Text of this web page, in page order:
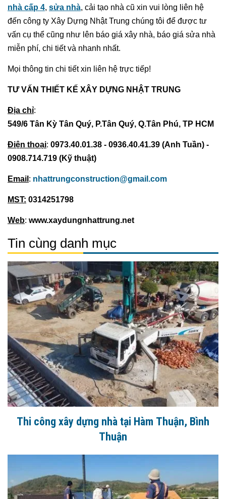
nhà cấp 4, sửa nhà, cải tạo nhà cũ xin vui lòng liên hệ
đến công ty Xây Dựng Nhật Trung chúng tôi để được tư
vấn cụ thể cũng như lên báo giá xây nhà, báo giá sửa nhà
miễn phí, chi tiết và nhanh nhất.
Mọi thông tin chi tiết xin liên hệ trực tiếp!
TƯ VẤN THIẾT KẾ XÂY DỰNG NHẬT TRUNG
Địa chỉ:
549/6 Tân Kỳ Tân Quý, P.Tân Quý, Q.Tân Phú, TP HCM
Điện thoại: 0973.40.01.38 - 0936.40.41.39 (Anh Tuần) -
0908.714.719 (Kỹ thuật)
Email : nhattrungconstruction@gmail.com
MST: 0314251798
Web: www.xaydungnhattrung.net
Tin cùng danh mục
Thi công xây dựng nhà tại Hàm Thuận, Bình
Thuận